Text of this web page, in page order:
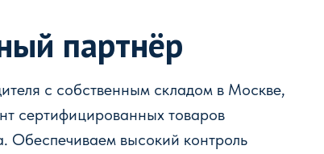
партнёр
с собственным складом в Москве,
сертифицированных товаров
Обеспечиваем высокий контроль